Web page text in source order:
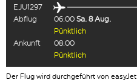
EJU1297
Abflug
06:00 Sa. 8 Aug.
Pünktlich
Ankunft
08:00
Pünktlich
Der Flug wird durchgeführt von